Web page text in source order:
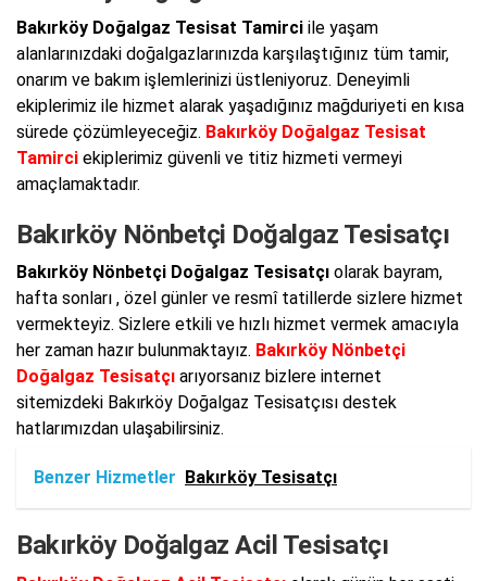
Bakırköy Doğalgaz Tesisat Tamirci ile yaşam
alanlarınızdaki doğalgazlarınızda karşılaştığınız tüm tamir,
onarım ve bakım işlemlerinizi üstleniyoruz. Deneyimli
ekiplerimiz ile hizmet alarak yaşadığınız mağduriyeti en kısa
sürede çözümleyeceğiz. Bakırköy Doğalgaz Tesisat
Tamirci ekiplerimiz güvenli ve titiz hizmeti vermeyi
amaçlamaktadır.
Bakırköy Nönbetçi Doğalgaz Tesisatçı
Bakırköy Nönbetçi Doğalgaz Tesisatçı olarak bayram,
hafta sonları , özel günler ve resmî tatillerde sizlere hizmet
vermekteyiz. Sizlere etkili ve hızlı hizmet vermek amacıyla
her zaman hazır bulunmaktayız. Bakırköy Nönbetçi
Doğalgaz Tesisatçı arıyorsanız bizlere internet
sitemizdeki Bakırköy Doğalgaz Tesisatçısı destek
hatlarımızdan ulaşabilirsiniz.
Benzer Hizmetler Bakırköy Tesisatçı
Bakırköy Doğalgaz Acil Tesisatçı